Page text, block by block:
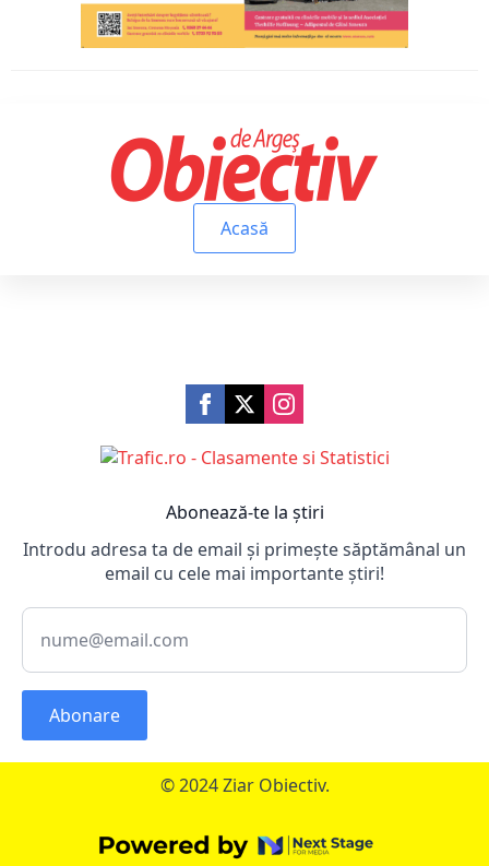
Acasă
Abonează-te la știri
Introdu adresa ta de email și primește săptămânal un
email cu cele mai importante știri!
Abonare
© 2024 Ziar Obiectiv.